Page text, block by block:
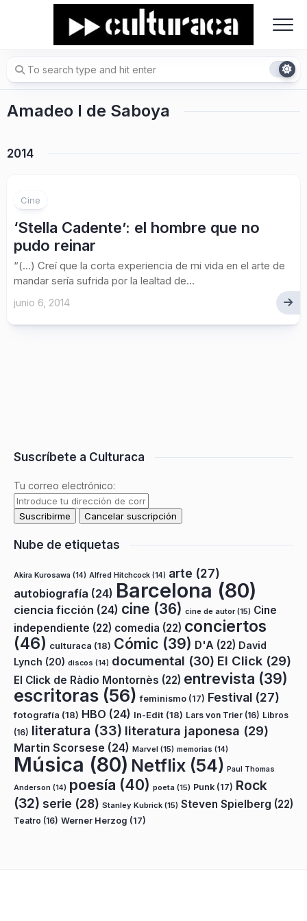
Amadeo I de Saboya
2014
Cine
‘Stella Cadente’: el hombre que no
pudo reinar
“(…) Creí que la corta experiencia de mi vida en el arte de
mandar sería sufrida por la lealtad de...
junio 6, 2014
Suscríbete a Culturaca
Tu correo electrónico:
Nube de etiquetas
Akira Kurosawa (14) Alfred Hitchcock (14) arte (27)
autobiografía (24) Barcelona (80)
ciencia ficción (24) cine (36) cine de autor(15) Cine
independiente (22) comedia (22) conciertos
(46) culturaca (18) Cómic (39) D'A (22) David
Lynch (20) discos (14) documental (30) El Click (29)
El Click de Ràdio Montornès (22) entrevista (39)
escritoras (56) feminismo (17) Festival (27)
fotografía (18) HBO (24) In-Edit (18) Lars von Trier (16) Libros
(16) literatura (33) literatura japonesa (29)
Martin Scorsese (24) Marvel (15) memorias (14)
Música (80) Netflix (54) Paul Thomas
Anderson (14) poesía (40) poeta (15) Punk (17) Rock
(32) serie (28) Stanley Kubrick (15) Steven Spielberg (22)
Teatro (16) Werner Herzog (17)